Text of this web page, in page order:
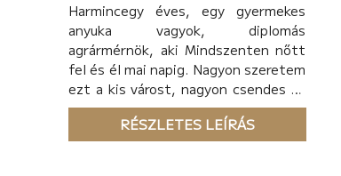
Harmincegy éves, egy gyermekes
anyuka vagyok, diplomás
agrármérnök, aki Mindszenten nőtt
fel és él mai napig. Nagyon szeretem
ezt a kis várost, nagyon csendes és
ez az alkotáshoz számomra
nélkülözhetetlen, a nyugalom és a
jó, vidékies levegő. 2015-ben
RÉSZLETES LEÍRÁS